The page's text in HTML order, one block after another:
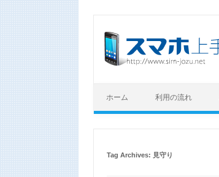
ホーム 利用の流れ
Tag Archives: 見守り